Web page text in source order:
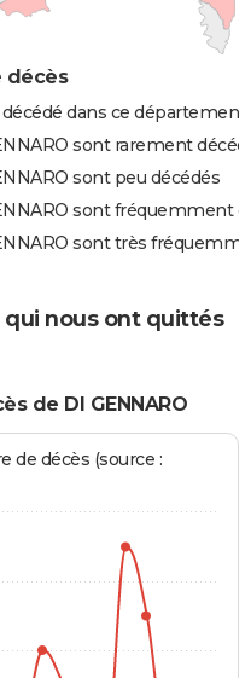
décès
dans ce département
sont rarement
sont peu décédés
sont fréquemment
sont très
qui nous ont quittés
de DI GENNARO
de décès (source :